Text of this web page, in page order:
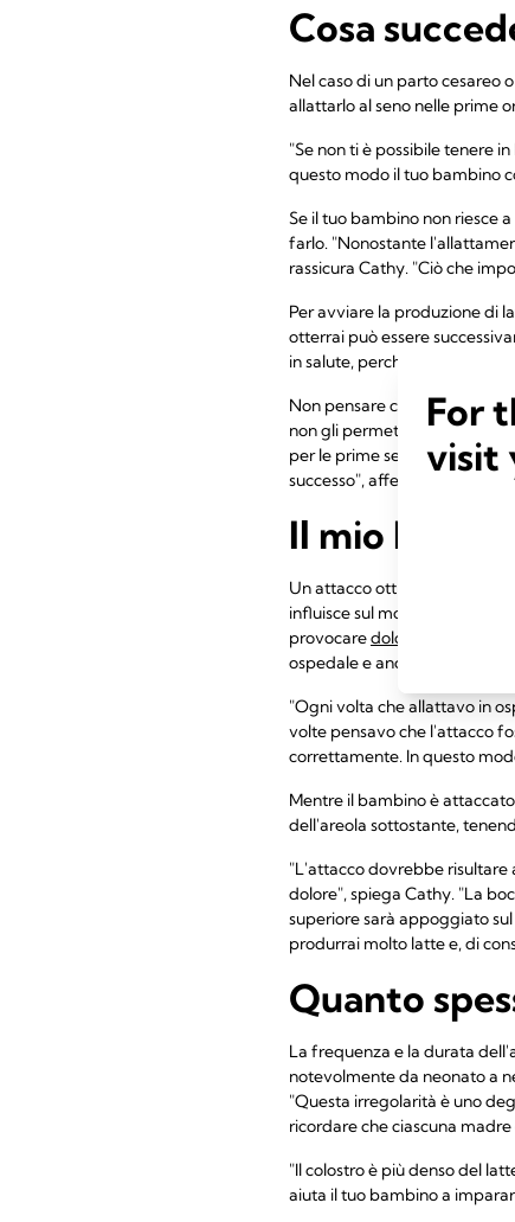
Cosa
Nel caso di un parto cesareo
allattarlo al seno nelle prime
"Se non ti è possibile tenere
questo modo il tuo bambino
Se il tuo bambino non riesce
farlo. "Nonostante
rassicura Cathy. "Ciò che
Per avviare la produzione di
otterrai può essere
in salute, perché il tuo latte
Non pensare che non potrai
non gli permettono di nutrirsi
per le prime sei settimane, a
successo", afferma Cathy.
Il mio
Un attacco ottimale è
influisce sul modo in cui beve
provocaredolore o lesioni ai
ospedale e anche se ti è
"Ogni volta che allattavo in
volte pensavo che l'attacco
correttamente. In questo
Mentre il bambino è
dell'areola sottostante,
"L'attacco dovrebbe risultare
dolore", spiega Cathy. "La
superiore sarà appoggiato
produrrai molto latte e, di
Quanto
La frequenza e la durata
notevolmente da neonato a
"Questa irregolarità è uno
ricordare che ciascuna
"Il colostro è più denso del
aiuta il tuo bambino a
For
visit